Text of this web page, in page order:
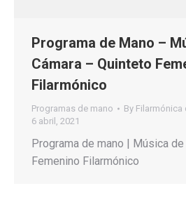
Programa de Mano –
Cámara – Quinteto
Filarmónico
Programas de mano By Filarmónica
6 abril, 2021
Programa de mano | Música
Femenino Filarmónico